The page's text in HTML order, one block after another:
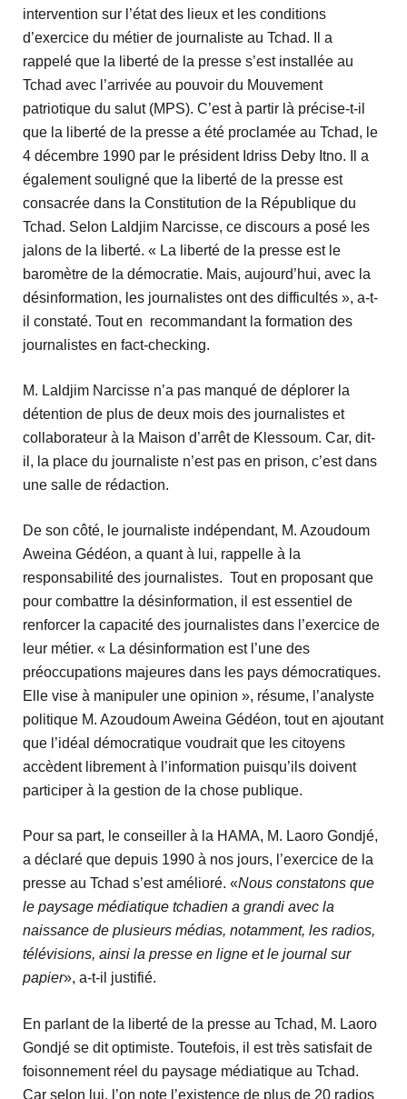
intervention sur l’état des lieux et les conditions
d’exercice du métier de journaliste au Tchad. Il a
rappelé que la liberté de la presse s’est installée au
Tchad avec l’arrivée au pouvoir du Mouvement
patriotique du salut (MPS). C’est à partir là précise-t-il
que la liberté de la presse a été proclamée au Tchad, le
4 décembre 1990 par le président Idriss Deby Itno. Il a
également souligné que la liberté de la presse est
consacrée dans la Constitution de la République du
Tchad. Selon Laldjim Narcisse, ce discours a posé les
jalons de la liberté. « La liberté de la presse est le
baromètre de la démocratie. Mais, aujourd’hui, avec la
désinformation, les journalistes ont des difficultés », a-t-
il constaté. Tout en recommandant la formation des
journalistes en fact-checking.
M. Laldjim Narcisse n’a pas manqué de déplorer la
détention de plus de deux mois des journalistes et
collaborateur à la Maison d’arrêt de Klessoum. Car, dit-
il, la place du journaliste n’est pas en prison, c’est dans
une salle de rédaction.
De son côté, le journaliste indépendant, M. Azoudoum
Aweina Gédéon, a quant à lui, rappelle à la
responsabilité des journalistes. Tout en proposant que
pour combattre la désinformation, il est essentiel de
renforcer la capacité des journalistes dans l’exercice de
leur métier. « La désinformation est l’une des
préoccupations majeures dans les pays démocratiques.
Elle vise à manipuler une opinion », résume, l’analyste
politique M. Azoudoum Aweina Gédéon, tout en ajoutant
que l’idéal démocratique voudrait que les citoyens
accèdent librement à l’information puisqu’ils doivent
participer à la gestion de la chose publique.
Pour sa part, le conseiller à la HAMA, M. Laoro Gondjé,
a déclaré que depuis 1990 à nos jours, l’exercice de la
presse au Tchad s’est amélioré. «Nous constatons que
le paysage médiatique tchadien a grandi avec la
naissance de plusieurs médias, notamment, les radios,
télévisions, ainsi la presse en ligne et le journal sur
papier», a-t-il justifié.
En parlant de la liberté de la presse au Tchad, M. Laoro
Gondjé se dit optimiste. Toutefois, il est très satisfait de
foisonnement réel du paysage médiatique au Tchad.
Car selon lui, l’on note l’existence de plus de 20 radios